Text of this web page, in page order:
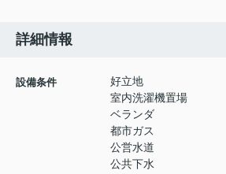
詳細情報
設備条件
好立地
室内洗濯機置場
ベランダ
都市ガス
公営水道
公共下水